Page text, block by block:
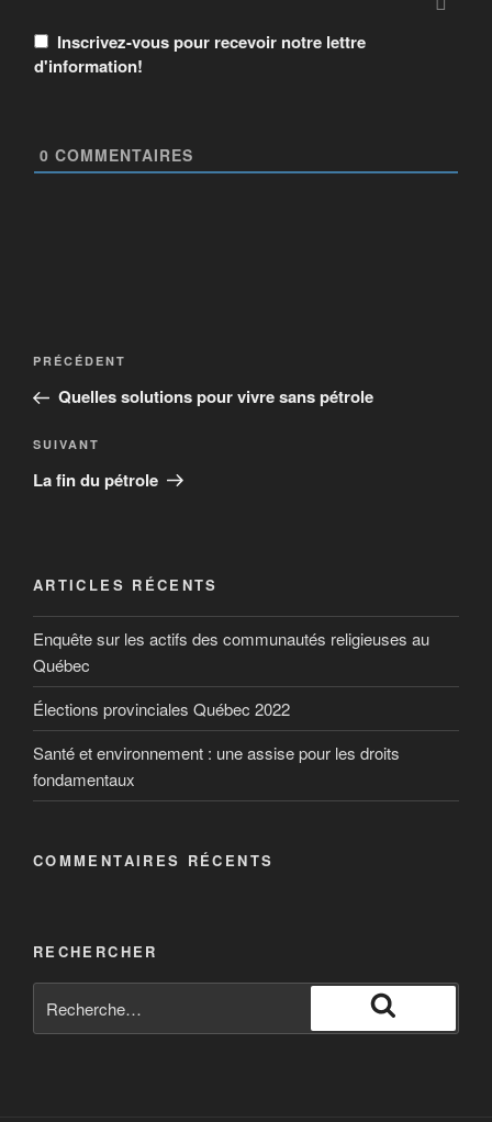
Inscrivez-vous pour recevoir notre lettre
d'information!
0 COMMENTAIRES
PRÉCÉDENT
Quelles solutions pour vivre sans pétrole
SUIVANT
La fin du pétrole
ARTICLES RÉCENTS
Enquête sur les actifs des communautés religieuses au
Québec
Élections provinciales Québec 2022
Santé et environnement : une assise pour les droits
fondamentaux
COMMENTAIRES RÉCENTS
RECHERCHER